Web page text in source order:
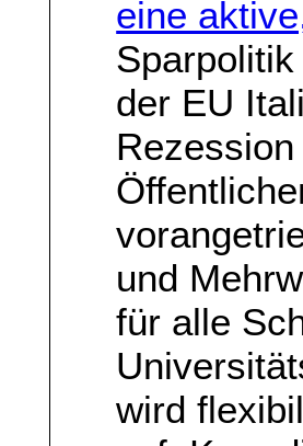
eine
der EU
und
für alle
wird